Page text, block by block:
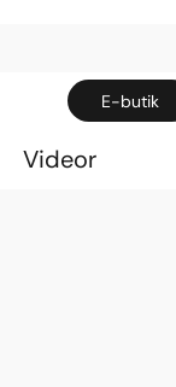
E-butik
Videor